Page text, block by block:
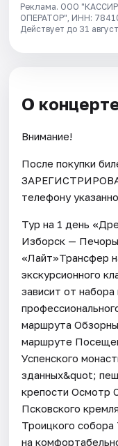
Реклама. ООО
ОПЕРАТОР", ИНН:
Действует до 31
О
Внимание!
После покупки
телефону
Тур на 1 день
Изборск —
«Лайт»Трансфер
экскурсионного
зависит от
маршрута
маршруте
Успенского
зданных&quot;
крепости Осмотр
Псковского
Троицкого
на